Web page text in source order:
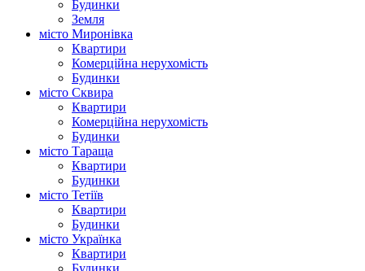
Будинки
Земля
місто Миронівка
Квартири
Комерційна нерухомість
Будинки
місто Сквира
Квартири
Комерційна нерухомість
Будинки
місто Тараща
Квартири
Будинки
місто Тетіїв
Квартири
Будинки
місто Українка
Квартири
Будинки